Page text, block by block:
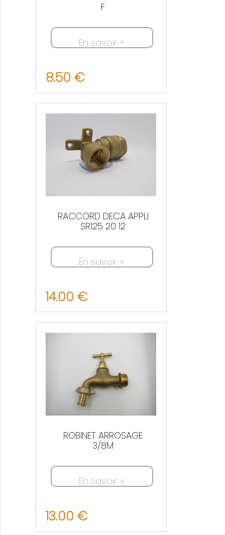
F
En savoir +
8.50 €
Nous contacter
RACCORD DECA APPLI
SR125 20 12
En savoir +
14.00 €
Nous contacter
ROBINET ARROSAGE
3/8M
En savoir +
13.00 €